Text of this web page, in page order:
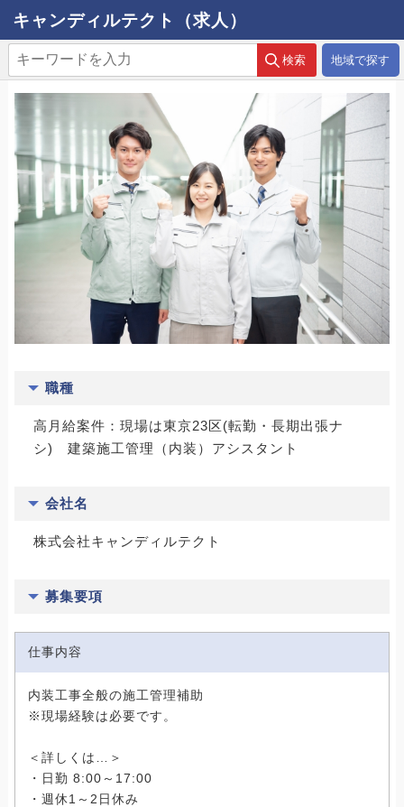
キャンディルテクト（求人）
地域で探す
職種
高月給案件：現場は東京23区(転勤・長期出張ナ
シ) 建築施工管理（内装）アシスタント
会社名
株式会社キャンディルテクト
募集要項
仕事内容
内装工事全般の施工管理補助
※現場経験は必要です。
＜詳しくは…＞
・日勤 8:00～17:00
・週休1～2日休み